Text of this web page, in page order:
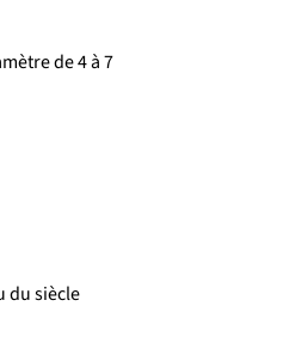
de 4 à 7
du siècle